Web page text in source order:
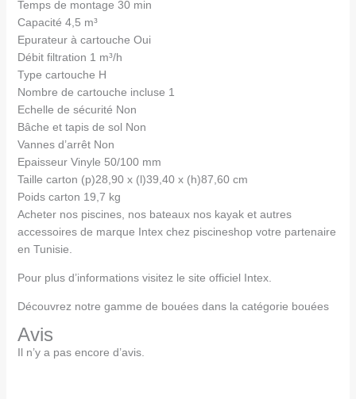
Temps de montage 30 min
Capacité 4,5 m³
Epurateur à cartouche Oui
Débit filtration 1 m³/h
Type cartouche H
Nombre de cartouche incluse 1
Echelle de sécurité Non
Bâche et tapis de sol Non
Vannes d’arrêt Non
Epaisseur Vinyle 50/100 mm
Taille carton (p)28,90 x (l)39,40 x (h)87,60 cm
Poids carton 19,7 kg
Acheter nos piscines, nos bateaux nos kayak et autres
accessoires de marque Intex chez piscineshop votre partenaire
en Tunisie.
Pour plus d’informations visitez le site officiel Intex.
Découvrez notre gamme de bouées dans la catégorie bouées
Avis
Il n’y a pas encore d’avis.